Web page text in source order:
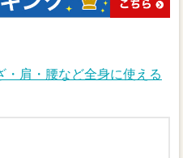
・肩・腰など全身に使える